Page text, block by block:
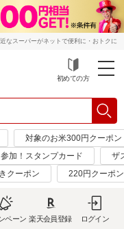
なスーパーがネットで便利に・おトクに
初めての方
対象のお米300円クーポン
加！スタンプカード
ザ
クーポン 220円クーポ
ペーン 楽天会員登録 ログイン